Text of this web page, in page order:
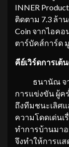
INNER
ติดตาม 7.3 ล้า
Coin จากไอค
ตาร์บัคส์การ์ด
คีย์เวิร์ดการเต้
ธนานัณ จารั
การแข่งขัน ผู้ค
ถึงทีมชนะเลิศ
ความโดดเด่นเ
ทำการบ้านมา
จึงทำให้การแ